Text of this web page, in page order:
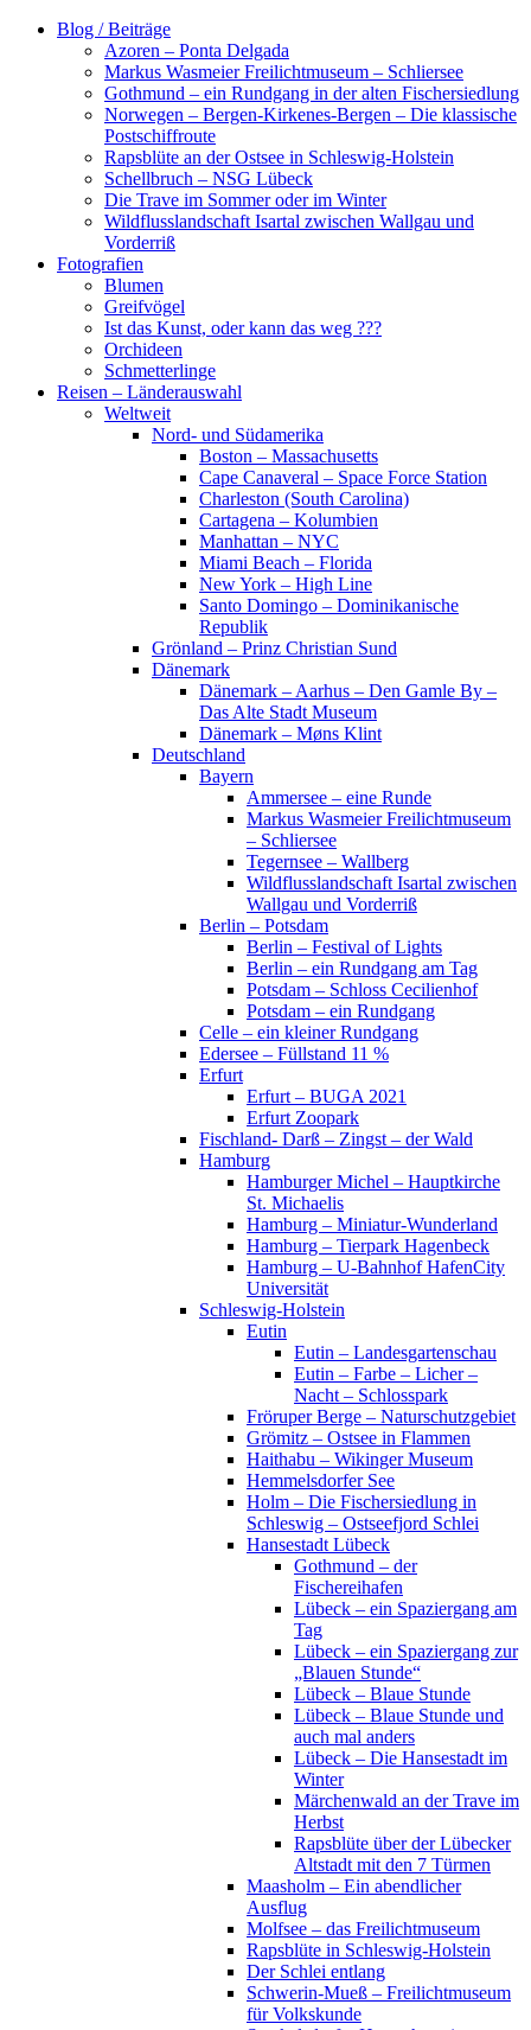
Zum
Blog / Beiträge
Azoren – Ponta Delgada
Markus Wasmeier Freilichtmuseum – Schliersee
Gothmund – ein Rundgang in der alten Fischersiedlung
Norwegen – Bergen-Kirkenes-Bergen – Die klassische
Postschiffroute
Rapsblüte an der Ostsee in Schleswig-Holstein
Schellbruch – NSG Lübeck
Die Trave im Sommer oder im Winter
Wildflusslandschaft Isartal zwischen Wallgau und
Vorderriß
Fotografien
Blumen
Greifvögel
Ist das Kunst, oder kann das weg ???
Orchideen
Schmetterlinge
Reisen – Länderauswahl
Weltweit
Nord- und Südamerika
Boston – Massachusetts
Cape Canaveral – Space Force Station
Charleston (South Carolina)
Cartagena – Kolumbien
Manhattan – NYC
Miami Beach – Florida
New York – High Line
Santo Domingo – Dominikanische
Republik
Grönland – Prinz Christian Sund
Dänemark
Dänemark – Aarhus – Den Gamle By –
Das Alte Stadt Museum
Dänemark – Møns Klint
Deutschland
Bayern
Ammersee – eine Runde
Markus Wasmeier Freilichtmuseum
– Schliersee
Tegernsee – Wallberg
Wildflusslandschaft Isartal zwischen
Wallgau und Vorderriß
Berlin – Potsdam
Berlin – Festival of Lights
Berlin – ein Rundgang am Tag
Potsdam – Schloss Cecilienhof
Potsdam – ein Rundgang
Celle – ein kleiner Rundgang
Edersee – Füllstand 11 %
Erfurt
Erfurt – BUGA 2021
Erfurt Zoopark
Fischland- Darß – Zingst – der Wald
Hamburg
Hamburger Michel – Hauptkirche
St. Michaelis
Hamburg – Miniatur-Wunderland
Hamburg – Tierpark Hagenbeck
Hamburg – U-Bahnhof HafenCity
Universität
Schleswig-Holstein
Eutin
Eutin – Landesgartenschau
Eutin – Farbe – Licher –
Nacht – Schlosspark
Fröruper Berge – Naturschutzgebiet
Grömitz – Ostsee in Flammen
Haithabu – Wikinger Museum
Hemmelsdorfer See
Holm – Die Fischersiedlung in
Schleswig – Ostseefjord Schlei
Hansestadt Lübeck
Gothmund – der
Fischereihafen
Lübeck – ein Spaziergang am
Tag
Lübeck – ein Spaziergang zur
„Blauen Stunde“
Lübeck – Blaue Stunde
Lübeck – Blaue Stunde und
auch mal anders
Lübeck – Die Hansestadt im
Winter
Märchenwald an der Trave im
Herbst
Rapsblüte über der Lübecker
Altstadt mit den 7 Türmen
Maasholm – Ein abendlicher
Ausflug
Molfsee – das Freilichtmuseum
Rapsblüte in Schleswig-Holstein
Der Schlei entlang
Schwerin-Mueß – Freilichtmuseum
für Volkskunde